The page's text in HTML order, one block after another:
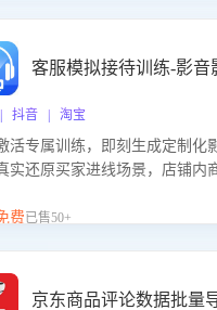
客服模拟接待训练-影音
抖音 | 淘宝
活专属训练，即刻生成定制化
实还原买家进线场景，店铺内
售前转化率。点击 “立即开通”
费已售50+
京东商品评论数据批量